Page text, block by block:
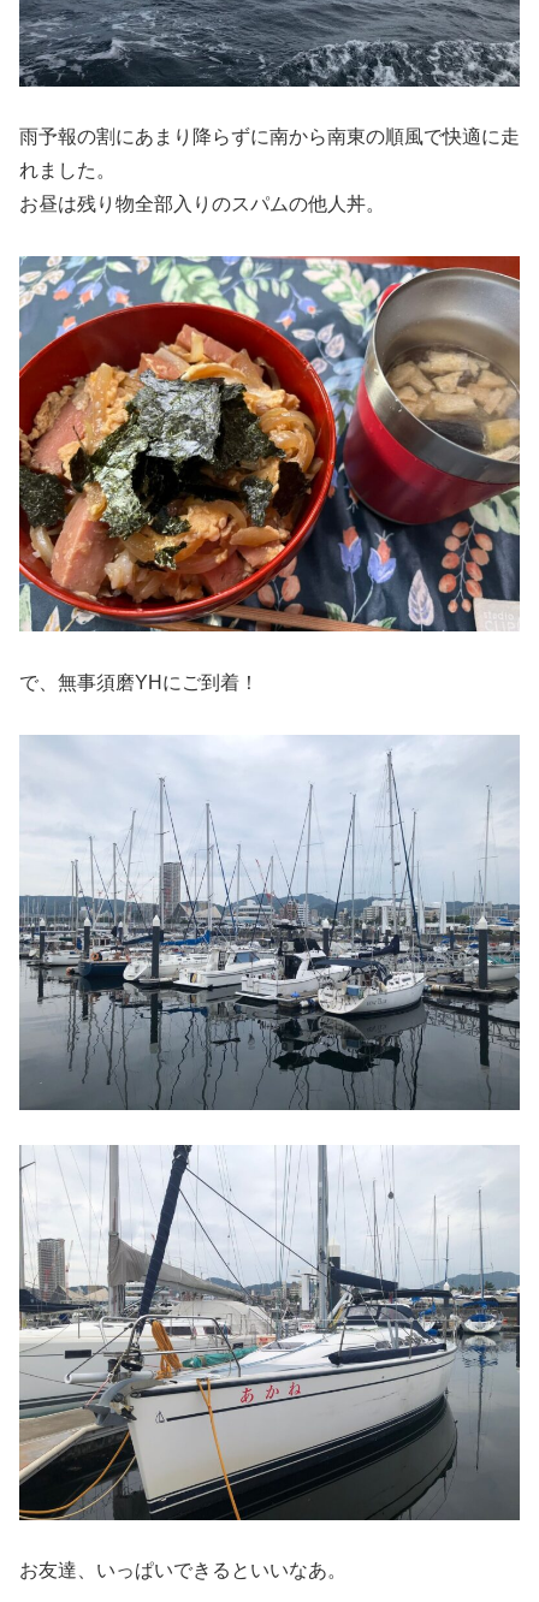
雨予報の割にあまり降らずに南から南東の順風で快適に走
れました。
お昼は残り物全部入りのスパムの他人丼。
で、無事須磨YHにご到着！
お友達、いっぱいできるといいなあ。